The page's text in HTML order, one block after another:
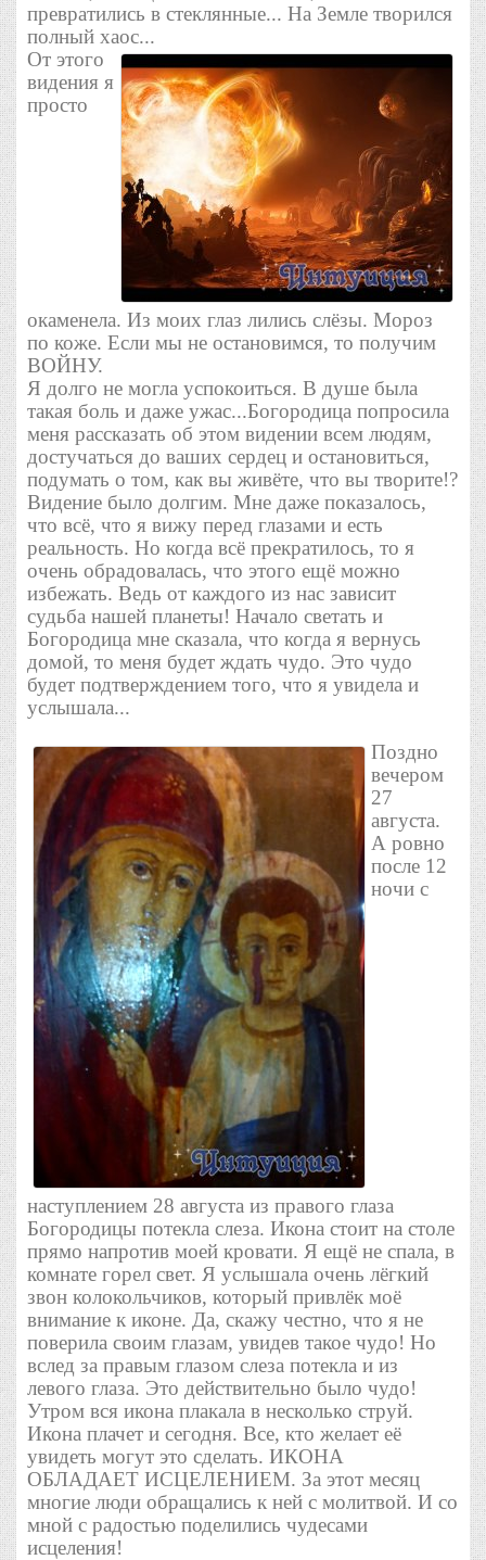
превратились в стеклянные... На Земле творился
полный хаос...
От этого
видения я
просто
окаменела. Из моих глаз лились слёзы. Мороз
по коже. Если мы не остановимся, то получим
ВОЙНУ.
Я долго не могла успокоиться. В душе была
такая боль и даже ужас...Богородица попросила
меня рассказать об этом видении всем людям,
достучаться до ваших сердец и остановиться,
подумать о том, как вы живёте, что вы творите!?
Видение было долгим. Мне даже показалось,
что всё, что я вижу перед глазами и есть
реальность. Но когда всё прекратилось, то я
очень обрадовалась, что этого ещё можно
избежать. Ведь от каждого из нас зависит
судьба нашей планеты! Начало светать и
Богородица мне сказала, что когда я вернусь
домой, то меня будет ждать чудо. Это чудо
будет подтверждением того, что я увидела и
услышала...
Поздно
вечером
27
августа.
А ровно
после 12
ночи с
наступлением 28 августа из правого глаза
Богородицы потекла слеза. Икона стоит на столе
прямо напротив моей кровати. Я ещё не спала, в
комнате горел свет. Я услышала очень лёгкий
звон колокольчиков, который привлёк моё
внимание к иконе. Да, скажу честно, что я не
поверила своим глазам, увидев такое чудо! Но
вслед за правым глазом слеза потекла и из
левого глаза. Это действительно было чудо!
Утром вся икона плакала в несколько струй.
Икона плачет и сегодня. Все, кто желает её
увидеть могут это сделать. ИКОНА
ОБЛАДАЕТ ИСЦЕЛЕНИЕМ. За этот месяц
многие люди обращались к ней с молитвой. И со
мной с радостью поделились чудесами
исцеления!